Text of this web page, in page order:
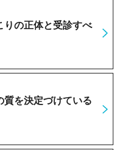
りの正体と受診すべ
質を決定づけている